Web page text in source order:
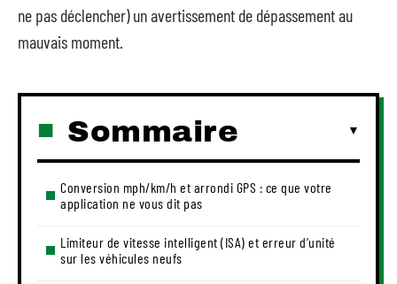
ne pas déclencher) un avertissement de dépassement au
mauvais moment.
Sommaire
Conversion mph/km/h et arrondi GPS : ce que votre
application ne vous dit pas
Limiteur de vitesse intelligent (ISA) et erreur d’unité
sur les véhicules neufs